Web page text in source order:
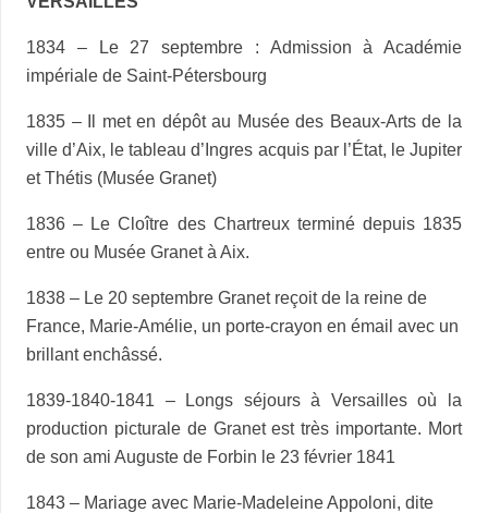
1834 – Le 27 septembre : Admission à Académie
impériale de Saint-Pétersbourg
1835 – Il met en dépôt au Musée des Beaux-Arts de la
ville d’Aix, le tableau d’Ingres acquis par l’État, le Jupiter
et Thétis (Musée Granet)
1836 – Le Cloître des Chartreux terminé depuis 1835
entre ou Musée Granet à Aix.
1838 – Le 20 septembre Granet reçoit de la reine de
France, Marie-Amélie, un porte-crayon en émail avec un
brillant enchâssé.
1839-1840-1841 – Longs séjours à Versailles où la
production picturale de Granet est très importante. Mort
de son ami Auguste de Forbin le 23 février 1841
1843 – Mariage avec Marie-Madeleine Appoloni, dite